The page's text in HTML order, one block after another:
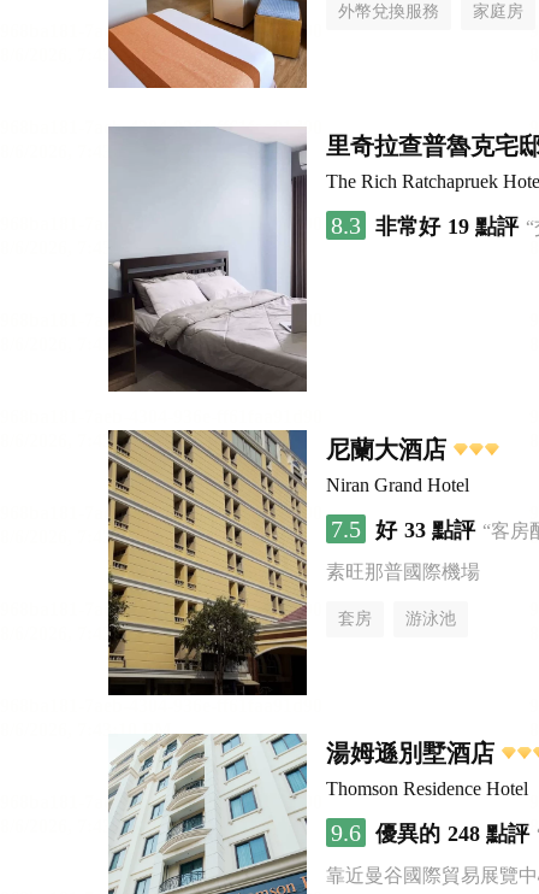
外幣兌換服務 家庭房
里奇拉查普魯克宅
The Rich Ratchapruek
8.3 非常好 19 點評
尼蘭大酒店
Niran Grand Hotel
7.5 好 33 點評 “客房
素旺那普國際機場
套房 游泳池
湯姆遜別墅酒店
Thomson Residence Hotel
9.6 優異的 248 點評
靠近曼谷國際貿易展覽